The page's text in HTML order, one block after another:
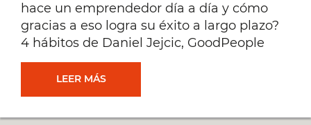
hace un emprendedor día a día y cómo
gracias a eso logra su éxito a largo plazo?
4 hábitos de Daniel Jejcic, GoodPeople
LEER MÁSHÁBITOS